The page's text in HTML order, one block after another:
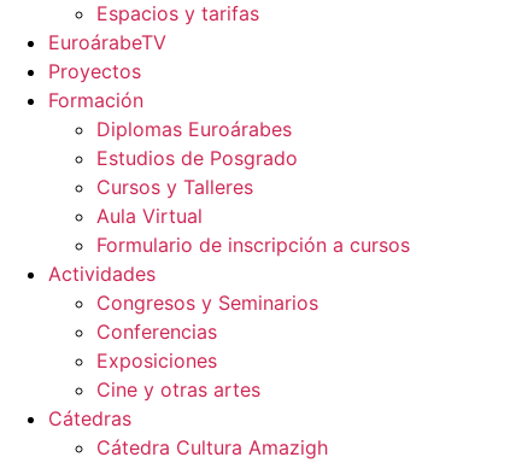
Espacios y tarifas
EuroárabeTV
Proyectos
Formación
Diplomas Euroárabes
Estudios de Posgrado
Cursos y Talleres
Aula Virtual
Formulario de inscripción a cursos
Actividades
Congresos y Seminarios
Conferencias
Exposiciones
Cine y otras artes
Cátedras
Cátedra Cultura Amazigh